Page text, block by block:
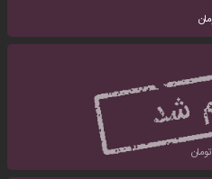
تومان